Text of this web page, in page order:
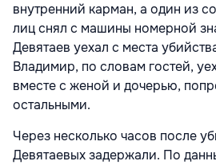
внутренний карман, а один из
лиц снял с машины номерной
Девятаев уехал с места
Владимир, по словам гостей,
вместе с женой и дочерью,
остальными.
Через несколько часов после
Девятаевых задержали. По